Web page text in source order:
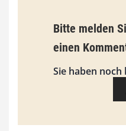
i
s
9
0
Bitte melden
einen
Sie haben noch